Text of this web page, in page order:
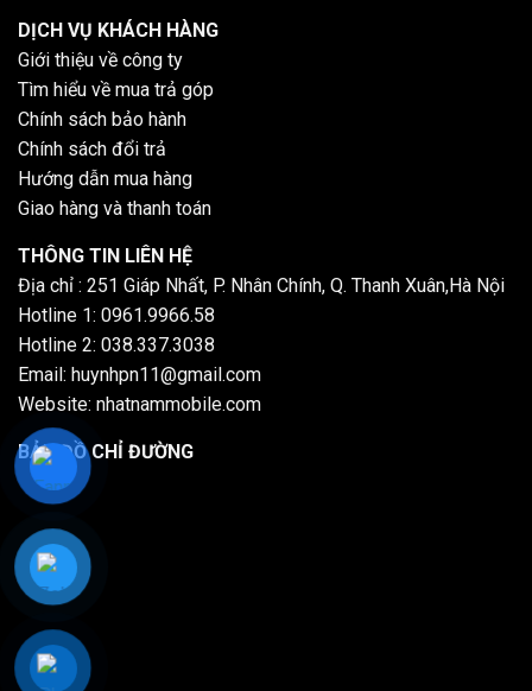
DỊCH VỤ KHÁCH HÀNG
Giới thiệu về công ty
Tìm hiểu về mua trả góp
Chính sách bảo hành
Chính sách đổi trả
Hướng dẫn mua hàng
Giao hàng và thanh toán
THÔNG TIN LIÊN HỆ
Địa chỉ : 251 Giáp Nhất, P. Nhân Chính, Q. Thanh Xuân,Hà Nội
Hotline 1: 0961.9966.58
Hotline 2: 038.337.3038
Email: huynhpn11@gmail.com
Website: nhatnammobile.com
BẢN ĐỒ CHỈ ĐƯỜNG